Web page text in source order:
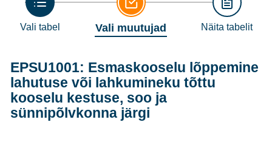
Vali tabel Vali muutujad Näita tabelit
EPSU1001: Esmaskooselu lõppemine
lahutuse või lahkumineku tõttu
kooselu kestuse, soo ja
sünnipõlvkonna järgi